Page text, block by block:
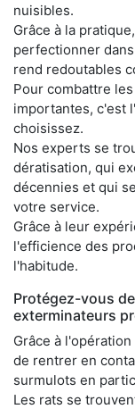
nuisibles.
Grâce à la
perfectionner
rend redoutables
Pour combattre
importantes, c'est
choisissez.
Nos experts se
dératisation, qui
décennies et qui
votre service.
Grâce à leur
l'efficience des
l'habitude.
Protégez-vous
exterminateurs
Grâce à
de rentrer en
surmulots en
Les rats se